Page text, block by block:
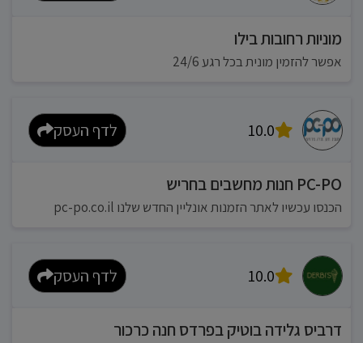
מוניות רחובות בילו
אפשר להזמין מונית בכל רגע 24/6
10.0 לדף העסק
PC-PO חנות מחשבים בחריש
הכנסו עכשיו לאתר הזמנות אונליין החדש שלנו pc-po.co.il
10.0 לדף העסק
דרביס גלידה בוטיק בפרדס חנה כרכור